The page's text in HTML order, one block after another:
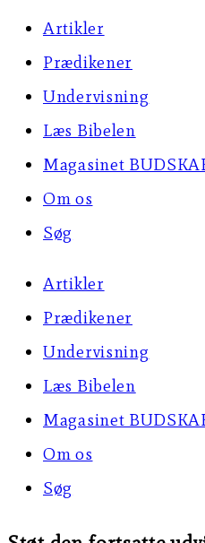
Artikler
Prædikener
Undervisning
Læs Bibelen
Magasinet
Om os
Søg
Artikler
Prædikener
Undervisning
Læs Bibelen
Magasinet
Om os
Søg